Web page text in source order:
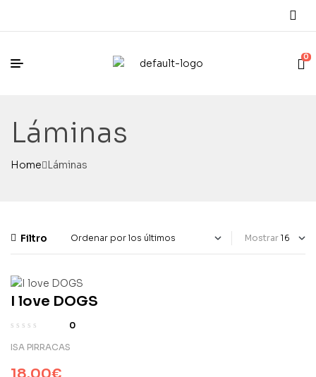
0
Láminas
Home Láminas
Filtro Mostrar
I love DOGS
0
ISA PIRRACAS